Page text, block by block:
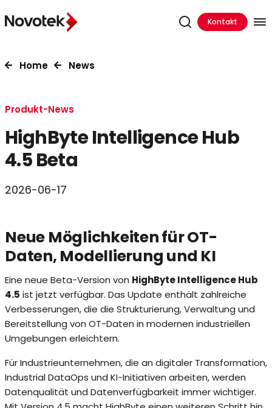
Kontakt
Home News
Produkt-News
HighByte Intelligence Hub
4.5 Beta
2026-06-17
Neue Möglichkeiten für OT-
Daten, Modellierung und KI
Eine neue Beta-Version von HighByte Intelligence Hub
4.5 ist jetzt verfügbar. Das Update enthält zahlreiche
Verbesserungen, die die Strukturierung, Verwaltung und
Bereitstellung von OT-Daten in modernen industriellen
Umgebungen erleichtern.
Für Industrieunternehmen, die an digitaler Transformation,
Industrial DataOps und KI-Initiativen arbeiten, werden
Datenqualität und Datenverfügbarkeit immer wichtiger.